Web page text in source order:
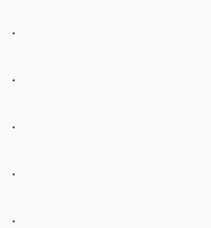
.
.
.
.
.